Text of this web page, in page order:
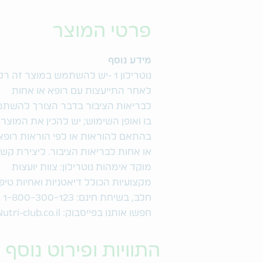
פרטי המוצר
מידע נוסף
נוטרילון 1 -יש להשתמש במוצר זה
לאחר התייעצות עם רופא או אחות
לבריאות הציבור בדבר הצורך
בו ואופן השימוש; יש להכין את המוצר
בהתאם להוראות או לפי הוראות
או אחות לבריאות הציבור. ליצירת
מוקד אימהות נוטרילון: צוות יועצות
מקצועיות הכולל דיאטניות ואחיות
חלב, בשיחת חינם: 1-800-300-123
חפשו אותנו בפייסבוק: Nutri-club.co.il
התוויות ופירוט נוסף